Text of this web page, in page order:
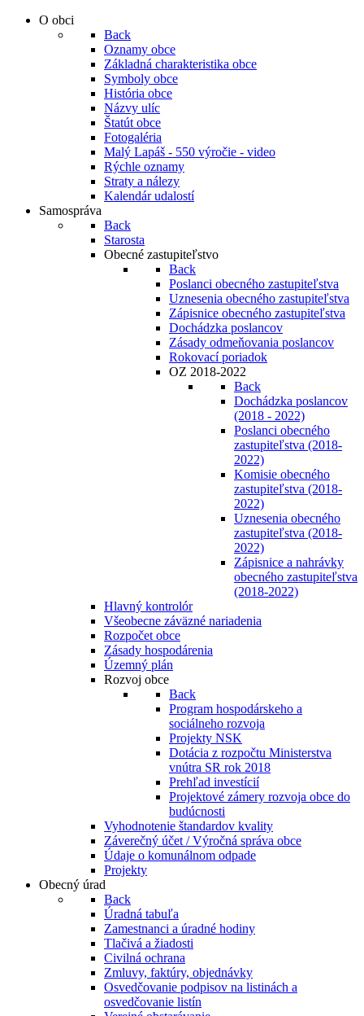
O obci
Back
Oznamy obce
Základná charakteristika obce
Symboly obce
História obce
Názvy ulíc
Štatút obce
Fotogaléria
Malý Lapáš - 550 výročie - video
Rýchle oznamy
Straty a nálezy
Kalendár udalostí
Samospráva
Back
Starosta
Obecné zastupiteľstvo
Back
Poslanci obecného zastupiteľstva
Uznesenia obecného zastupiteľstva
Zápisnice obecného zastupiteľstva
Dochádzka poslancov
Zásady odmeňovania poslancov
Rokovací poriadok
OZ 2018-2022
Back
Dochádzka poslancov
(2018 - 2022)
Poslanci obecného
zastupiteľstva (2018-
2022)
Komisie obecného
zastupiteľstva (2018-
2022)
Uznesenia obecného
zastupiteľstva (2018-
2022)
Zápisnice a nahrávky
obecného zastupiteľstva
(2018-2022)
Hlavný kontrolór
Všeobecne záväzné nariadenia
Rozpočet obce
Zásady hospodárenia
Územný plán
Rozvoj obce
Back
Program hospodárskeho a
sociálneho rozvoja
Projekty NSK
Dotácia z rozpočtu Ministerstva
vnútra SR rok 2018
Prehľad investícií
Projektové zámery rozvoja obce do
budúcnosti
Vyhodnotenie štandardov kvality
Záverečný účet / Výročná správa obce
Údaje o komunálnom odpade
Projekty
Obecný úrad
Back
Úradná tabuľa
Zamestnanci a úradné hodiny
Tlačivá a žiadosti
Civilná ochrana
Zmluvy, faktúry, objednávky
Osvedčovanie podpisov na listinách a
osvedčovanie listín